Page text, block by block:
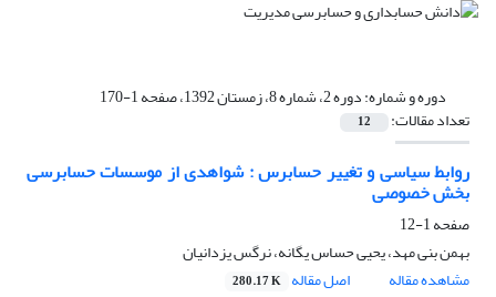
دوره و شماره:دوره 2، شماره 8، زمستان 1392، صفحه 1-170
تعداد مقالات: 12
روابط سیاسی و تغییر حسابرس : شواهدی از موسسات حسابرسی
بخش خصوصی
صفحه1-12
بهمن بنی مهد، یحیی حساس یگانه، نرگس یزدانیان
مشاهده مقاله
اصل مقاله 280.17 K